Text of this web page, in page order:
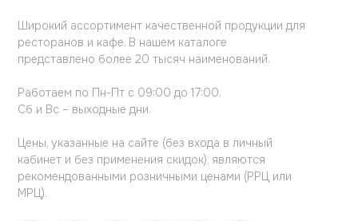
Широкий ассортимент качественной продукции для
ресторанов и кафе. В нашем каталоге
представлено более 20 тысяч наименований.
Работаем по Пн-Пт с 09:00 до 17:00.
Сб и Вс – выходные дни.
Цены, указанные на сайте (без входа в личный
кабинет и без применения скидок), являются
рекомендованными розничными ценами (РРЦ или
МРЦ).